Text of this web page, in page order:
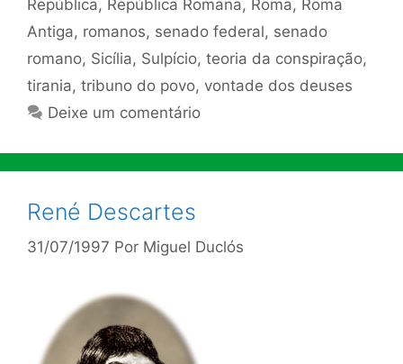
República, República Romana, Roma, Roma
Antiga, romanos, senado federal, senado
romano, Sicília, Sulpício, teoria da conspiração,
tirania, tribuno do povo, vontade dos deuses
Deixe um comentário
René Descartes
31/07/1997 Por Miguel Duclós